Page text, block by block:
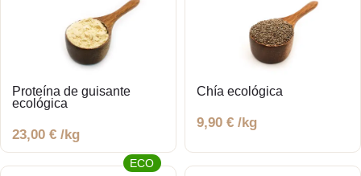
Proteína de guisante
ecológica
23,00 € /kg
Chía ecológica
9,90 € /kg
ECO